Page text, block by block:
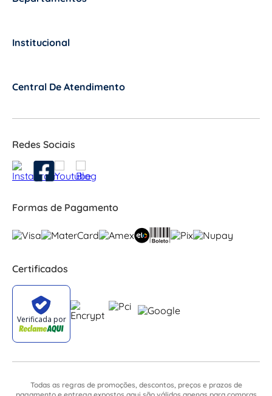
Institucional
Central De Atendimento
Redes Sociais
Formas de Pagamento
Certificados
Todas as regras de promoções, descontos, preços e prazos de